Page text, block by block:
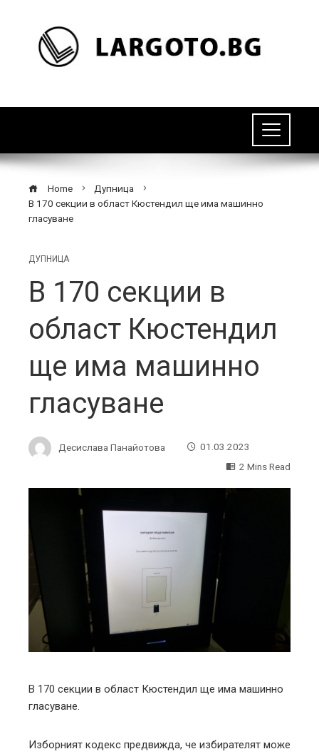
Home
Дупница
В 170 секции в област Кюстендил ще има машинно
гласуване
ДУПНИЦА
В 170 секции в
област Кюстендил
ще има машинно
гласуване
Десислава Панайотова
01.03.2023
2 Mins Read
В 170 секции в област Кюстендил ще има машинно
гласуване.
Изборният кодекс предвижда, че избирателят може